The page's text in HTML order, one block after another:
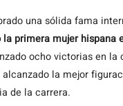
una sólida fama
la primera mujer
ocho victorias en
la mejor
de la carrera.